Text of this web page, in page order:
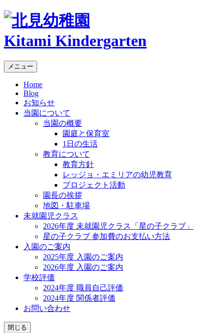
Kitami Kindergarten
メニュー
Home
Blog
お知らせ
当園について
当園の概要
園庭と保育室
1日の生活
教育について
教育方針
レッジョ・エミリアの幼児教育
プロジェクト活動
園長の挨拶
地図・駐車場
未就園児クラス
2026年度 未就園児クラス「星の子クラブ」
星の子クラブ 参加費のお支払い方法
入園のご案内
2025年度 入園のご案内
2026年度 入園のご案内
学校評価
2024年度 職員自己評価
2024年度 関係者評価
お問い合わせ
閉じる